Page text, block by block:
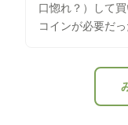
口惚れ？）して
コインが必要だ
非入れたいと思う
瓶で5千円を超